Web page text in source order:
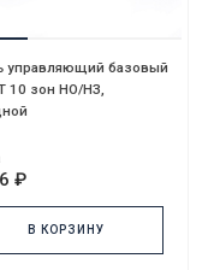
управляющий базовый
10 зон НО/НЗ,
₽
В КОРЗИНУ